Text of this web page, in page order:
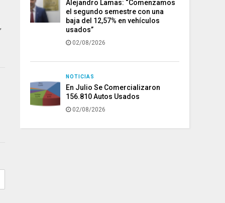
Alejandro Lamas: “Comenzamos
el segundo semestre con una
baja del 12,57% en vehículos
usados”
02/08/2026
NOTICIAS
En Julio Se Comercializaron
156.810 Autos Usados
02/08/2026